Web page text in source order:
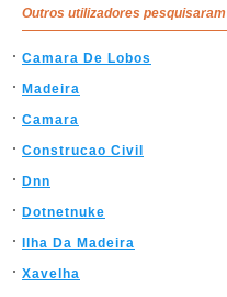
Outros utilizadores pesquisaram
Camara De Lobos
Madeira
Camara
Construcao Civil
Dnn
Dotnetnuke
Ilha Da Madeira
Xavelha